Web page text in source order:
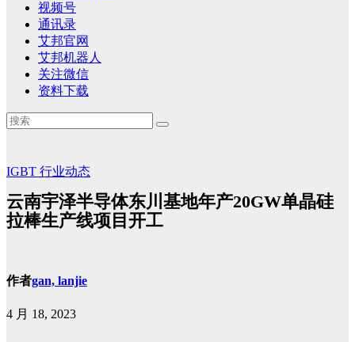
视频号
通讯录
艾邦官网
艾邦机器人
关注微信
资料下载
IGBT 行业动态
云南宇泽半导体东川基地年产20GW单晶硅
拉棒生产线项目开工
作者gan, lanjie
4 月 18, 2023